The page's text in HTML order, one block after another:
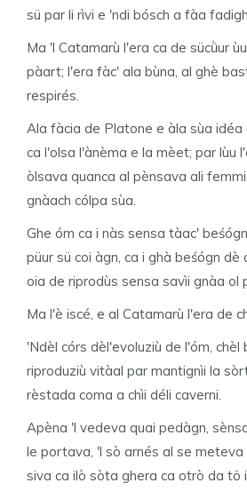
sü par li rìvi e 'ndi bósch a fàa
Ma 'l Catamarù l'era ca de sücǜur
pàart; l'era fàc' ala bùna, al ghè
respirés.
Ala fàcia de Platone e àla sùa idéa
ca l'olsa l'ànèma e la mèet; par lùu
òlsava quanca al pènsava ali
gnàach cólpa sùa.
Ghe óm ca i nàs sensa tàac'
püur sü coi àgn, ca i ghà beśógn
oia de riprodùs sensa savìi gnàa ol
Ma l'è iscé, e al Catamarù l'era de
'Ndèl córs dèl'evoluziù de l'óm, chèl
riproduziù vitàal par mantignìi la
rèstada coma a chìi déli caverni.
Apèna 'l vedeva quai pedàgn,
le portava, 'l sò arnés al se meteva
siva ca ilò sòta ghera ca otrò da tö